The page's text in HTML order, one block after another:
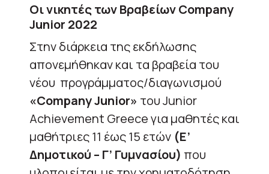
Οι νικητές των Βραβείων Company
Junior 2022
Στην διάρκεια της εκδήλωσης
απονεμήθηκαν και τα βραβεία του
νέου προγράμματος/διαγωνισμού
«CompanyJunior» του Junior
Achievement Greece για μαθητές και
μαθήτριες 11 έως 15 ετών (Ε’
Δημοτικού – Γ’ Γυμνασίου) που